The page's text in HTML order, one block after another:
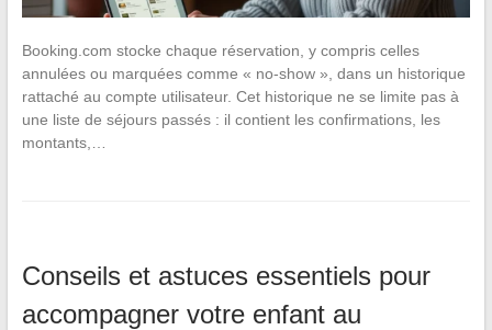
Booking.com stocke chaque réservation, y compris celles
annulées ou marquées comme « no-show », dans un historique
rattaché au compte utilisateur. Cet historique ne se limite pas à
une liste de séjours passés : il contient les confirmations, les
montants,…
Conseils et astuces essentiels pour
accompagner votre enfant au